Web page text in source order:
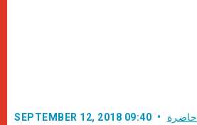
SEPTEMBER 12, 2018 09:40
حاضرة